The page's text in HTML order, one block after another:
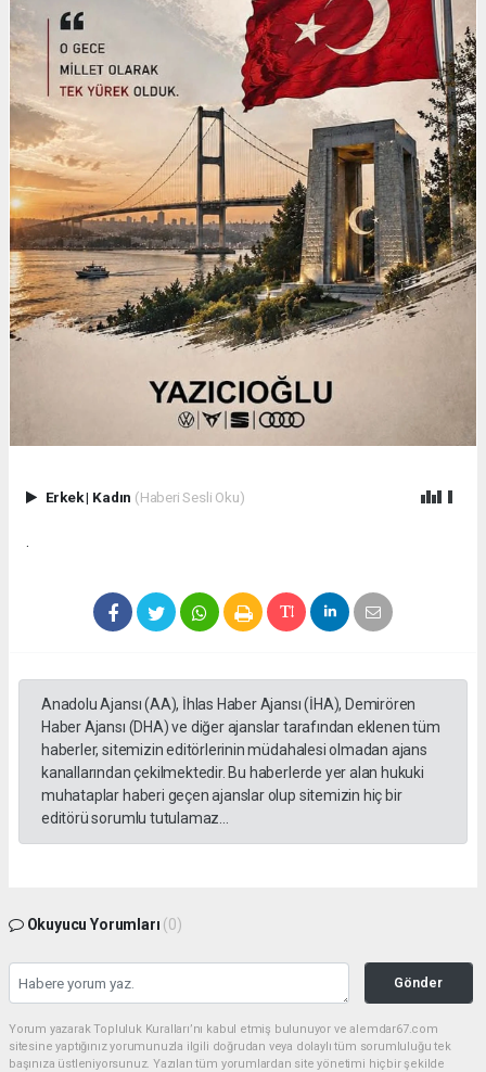
Erkek| Kadın (Haberi Sesli Oku)
.
Anadolu Ajansı (AA), İhlas Haber Ajansı (İHA), Demirören
Haber Ajansı (DHA) ve diğer ajanslar tarafından eklenen tüm
haberler, sitemizin editörlerinin müdahalesi olmadan ajans
kanallarından çekilmektedir. Bu haberlerde yer alan hukuki
muhataplar haberi geçen ajanslar olup sitemizin hiç bir
editörü sorumlu tutulamaz...
Okuyucu Yorumları (0)
Gönder
Yorum yazarak Topluluk Kuralları’nı kabul etmiş bulunuyor ve alemdar67.com
sitesine yaptığınız yorumunuzla ilgili doğrudan veya dolaylı tüm sorumluluğu tek
başınıza üstleniyorsunuz. Yazılan tüm yorumlardan site yönetimi hiçbir şekilde